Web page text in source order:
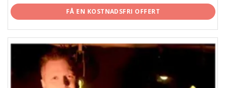
FÅ EN KOSTNADSFRI OFFERT